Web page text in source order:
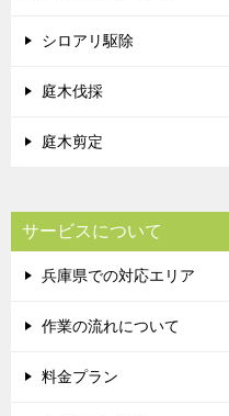
シロアリ駆除
庭木伐採
庭木剪定
サービスについて
兵庫県での対応エリア
作業の流れについて
料金プラン